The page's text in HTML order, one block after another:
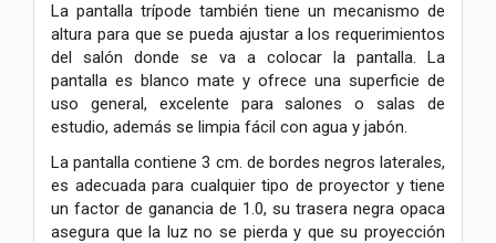
La pantalla trípode también tiene un mecanismo de
altura para que se pueda ajustar a los requerimientos
del salón donde se va a colocar la pantalla. La
pantalla es blanco mate y ofrece una superficie de
uso general, excelente para salones o salas de
estudio, además se limpia fácil con agua y jabón.
La pantalla contiene 3 cm. de bordes negros laterales,
es adecuada para cualquier tipo de proyector y tiene
un factor de ganancia de 1.0, su trasera negra opaca
asegura que la luz no se pierda y que su proyección